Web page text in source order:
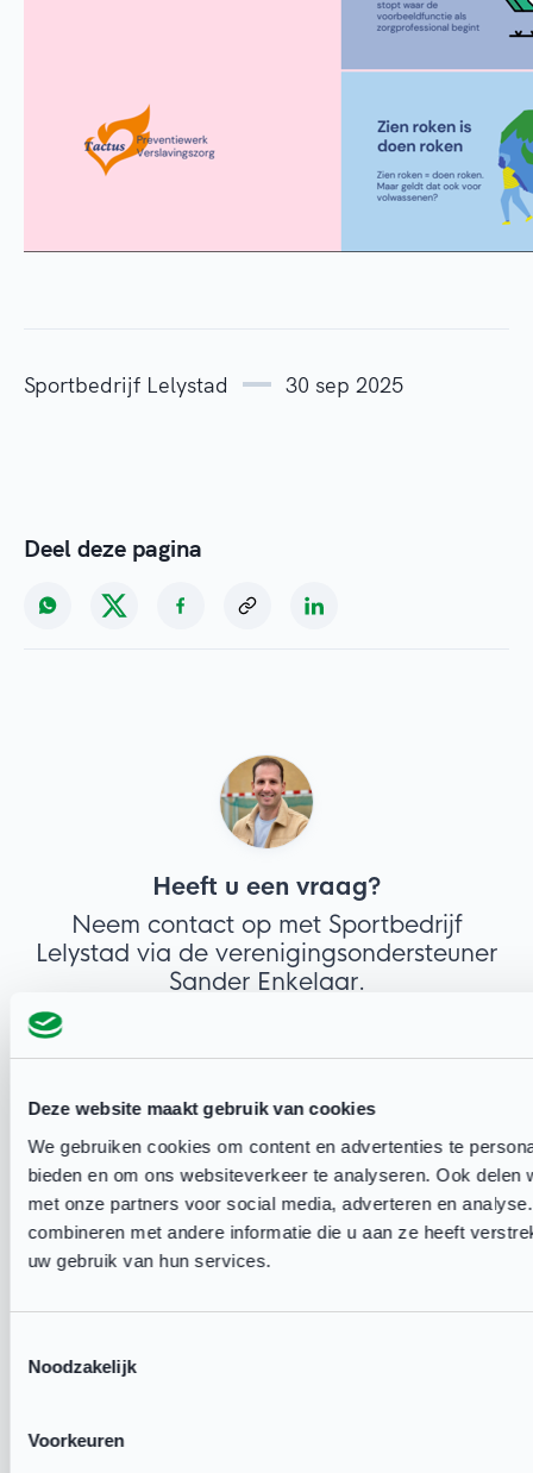
Deze website maakt gebruik van cookies
We gebruiken cookies om content en advertenties te
bieden en om ons websiteverkeer te analyseren. Ook
met onze partners voor social media, adverteren en
combineren met andere informatie die u aan ze heeft
uw gebruik van hun services.
Noodzakelijk
Voorkeuren
Sportbedrijf Lelystad 30 sep 2025
Deel deze pagina
Heeft u een vraag?
Neem contact op met Sportbedrijf
Lelystad via de verenigingsondersteuner
Sander Enkelaar.
reactie.
Mail
Binnen twee werkdagen ontvangt u een (1e)